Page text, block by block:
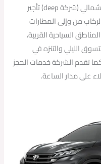
تتضمن خدمات شركة ليموزين الساحل الشمالي (شركة deep) تأجير
من وإلى المطارات
السياحية القريبة،
الليلي والتنزه في
تقدم الشركة خدمات الحجز
على مدار الساعة.